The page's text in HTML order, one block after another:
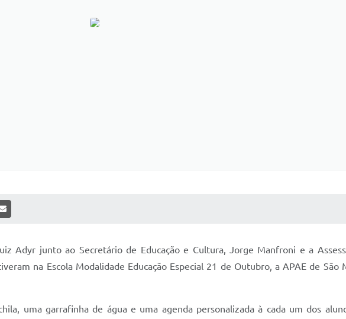
MÍDIAS
Adyr junto ao Secretário de Educação e Cultura, Jorge Manfroni e a
na Escola Modalidade Educação Especial 21 de Outubro, a APAE de
uma garrafinha de água e uma agenda personalizada à cada um dos